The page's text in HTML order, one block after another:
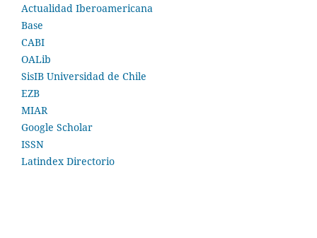
Actualidad Iberoamericana
Base
CABI
OALib
SisIB Universidad de Chile
EZB
MIAR
Google Scholar
ISSN
Latindex Directorio